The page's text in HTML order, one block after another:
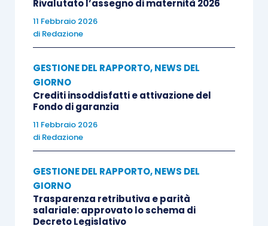
Rivalutato l’assegno di maternità 2026
11 Febbraio 2026
di Redazione
GESTIONE DEL RAPPORTO,NEWS DEL
GIORNO
Crediti insoddisfatti e attivazione del
Fondo di garanzia
11 Febbraio 2026
di Redazione
GESTIONE DEL RAPPORTO,NEWS DEL
GIORNO
Trasparenza retributiva e parità
salariale: approvato lo schema di
Decreto Legislativo